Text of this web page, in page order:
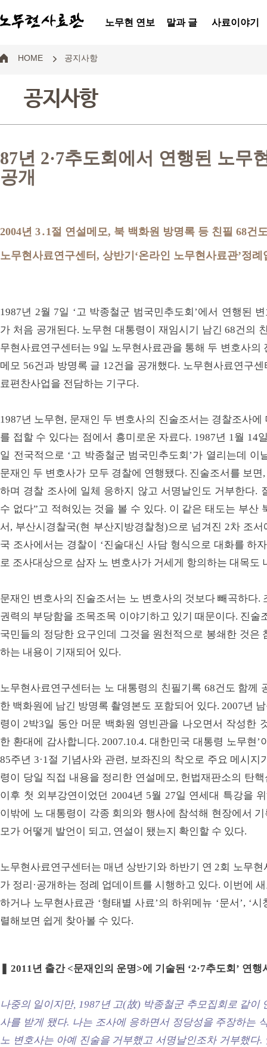
노무현 연보 말과 글 사료이야기
HOME 공지사항
공지사항
87년 2·7추도회에서 연행된 노무
공개
2004년 3․1절 연설메모, 북 백화원 방명록 등 친필 68건
노무현사료연구센터, 상반기‘온라인 노무현사료관’정례
1987년 2월 7일 ‘고 박종철군 범국민추도회’에서 연행된
가 처음 공개된다. 노무현 대통령이 재임시기 남긴 68건의
무현사료연구센터는 9일 노무현사료관을 통해 두 변호사의
메모 56건과 방명록 글 12건을 공개했다. 노무현사료연구
료편찬사업을 전담하는 기구다.
1987년 노무현, 문재인 두 변호사의 진술조서는 경찰조사
를 접할 수 있다는 점에서 흥미로운 자료다. 1987년 1월 14
일 전국적으로 ‘고 박종철군 범국민추도회’가 열리는데
문재인 두 변호사가 모두 경찰에 연행됐다. 진술조서를 보
하며 경찰 조사에 일체 응하지 않고 서명날인도 거부한다.
수 없다”고 적혀있는 것을 볼 수 있다. 이 같은 태도는 부산
서, 부산시경찰국(현 부산지방경찰청)으로 넘겨진 2차 조
국 조사에서는 경찰이 ‘진술대신 사담 형식으로 대화를 하
로 조사대상으로 삼자 노 변호사가 거세게 항의하는 대목도
문재인 변호사의 진술조서는 노 변호사의 것보다 빼곡하다.
권력의 부당함을 조목조목 이야기하고 있기 때문이다. 진술
국민들의 정당한 요구인데 그것을 원천적으로 봉쇄한 것은
하는 내용이 기재되어 있다.
노무현사료연구센터는 노 대통령의 친필기록 68건도 함께
한 백화원에 남긴 방명록 촬영본도 포함되어 있다. 2007년
령이 2박3일 동안 머문 백화원 영빈관을 나오면서 작성한
한 환대에 감사합니다. 2007.10.4. 대한민국 대통령 노무현
85주년 3·1절 기념사와 관련, 보좌진의 착오로 주요 메시
령이 당일 직접 내용을 정리한 연설메모, 헌법재판소의 탄
이후 첫 외부강연이었던 2004년 5월 27일 연세대 특강을
이밖에 노 대통령이 각종 회의와 행사에 참석해 현장에서
모가 어떻게 발언이 되고, 연설이 됐는지 확인할 수 있다.
노무현사료연구센터는 매년 상반기와 하반기 연 2회 노무
가 정리·공개하는 정례 업데이트를 시행하고 있다. 이번에
하거나 노무현사료관 ‘형태별 사료’의 하위메뉴 ‘문서’, ‘
렬해보면 쉽게 찾아볼 수 있다.
❚ 2011년 출간 <문재인의 운명>에 기술된 ‘2·7추도회’ 연행
나중의 일이지만, 1987년 고(故) 박종철군 추모집회로 같이
사를 받게 됐다. 나는 조사에 응하면서 정당성을 주장하는
노 변호사는 아예 진술을 거부했고 서명날인조차 거부했다.